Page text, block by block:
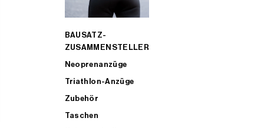
BAUSATZ-
ZUSAMMENSTELLER
Neoprenanzüge
Triathlon-Anzüge
Zubehör
Taschen